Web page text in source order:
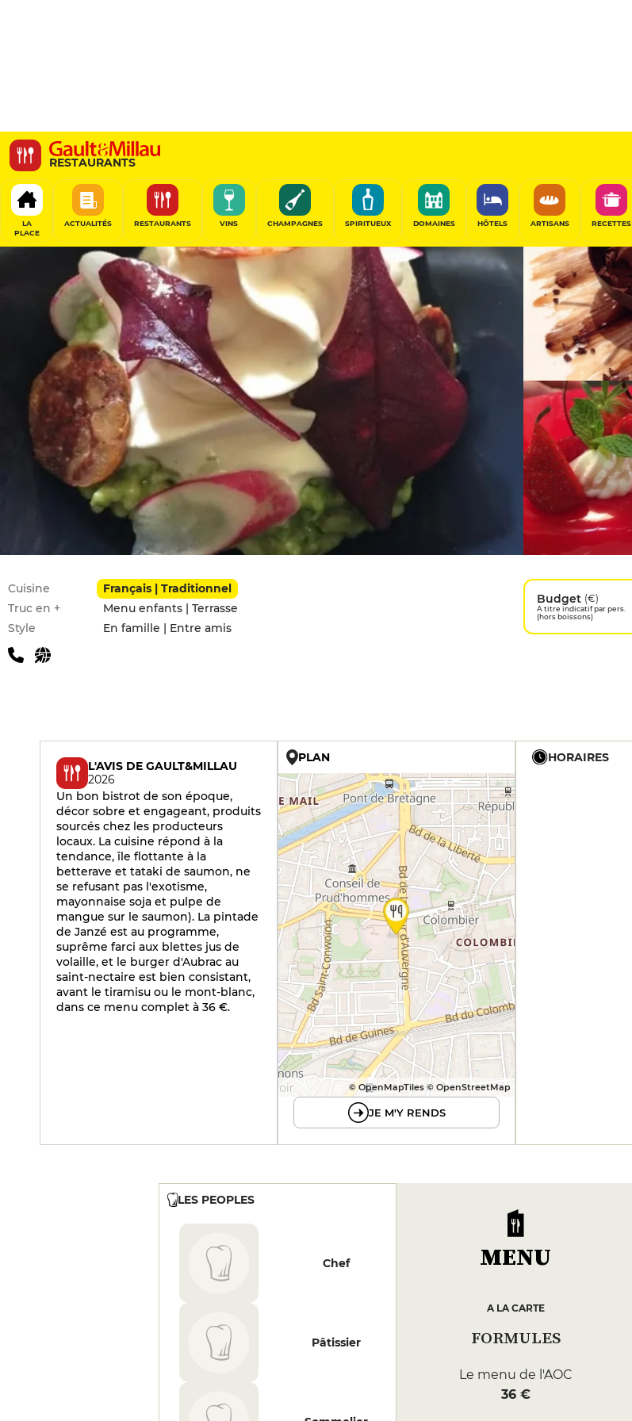
RESTAURANTS
LA
PLACE
ACTUALITÉS RESTAURANTS VINS CHAMPAGNES SPIRITUEUX DOMAINES HÔTELS ARTISANS RECETTES
L'AOC
67Ter Boulevard de la Tour d'Auvergne, 35000 Rennes, France
Infos pratiques
Cuisine
Français | Traditionnel
Truc en +
Menu enfants | Terrasse
Style
En famille | Entre amis
Budget (€)
A titre indicatif par pers.
(hors boissons)
L'AVIS DE GAULT&MILLAU
2026
Un bon bistrot de son époque,
décor sobre et engageant, produits
sourcés chez les producteurs
locaux. La cuisine répond à la
tendance, île flottante à la
betterave et tataki de saumon, ne
se refusant pas l'exotisme,
mayonnaise soja et pulpe de
mangue sur le saumon). La pintade
de Janzé est au programme,
suprême farci aux blettes jus de
volaille, et le burger d'Aubrac au
saint-nectaire est bien consistant,
avant le tiramisu ou le mont-blanc,
dans ce menu complet à 36 €.
PLAN
© OpenMapTiles © OpenStreetMap
JE M'Y RENDS
HORAIRES
LES PEOPLES
Chef
Pâtissier
MENU
A LA CARTE
FORMULES
Le menu de l'AOC
36 €